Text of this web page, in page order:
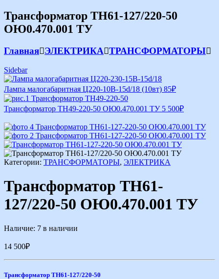
Трансформатор ТН61-127/220-50
ОЮ0.470.001 ТУ
Главная ЭЛЕКТРИКА ТРАНСФОРМАТОРЫ
Sidebar
Лампа малогабаритная Ц220-10В-15d/18 (10вт) 85₽
Трансформатор ТН49-220-50 ОЮ0.470.001 ТУ 5 500₽
Категории: ТРАНСФОРМАТОРЫ, ЭЛЕКТРИКА
Трансформатор ТН61-
127/220-50 ОЮ0.470.001 ТУ
Наличие: 7 в наличии
14 500₽
Трансформатор ТН61-127/220-50